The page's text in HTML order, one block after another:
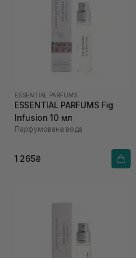
ESSENTIAL PARFUMS
ESSENTIAL PARFUMS Fig
Infusion 10 мл
Парфумована вода
1 265₴